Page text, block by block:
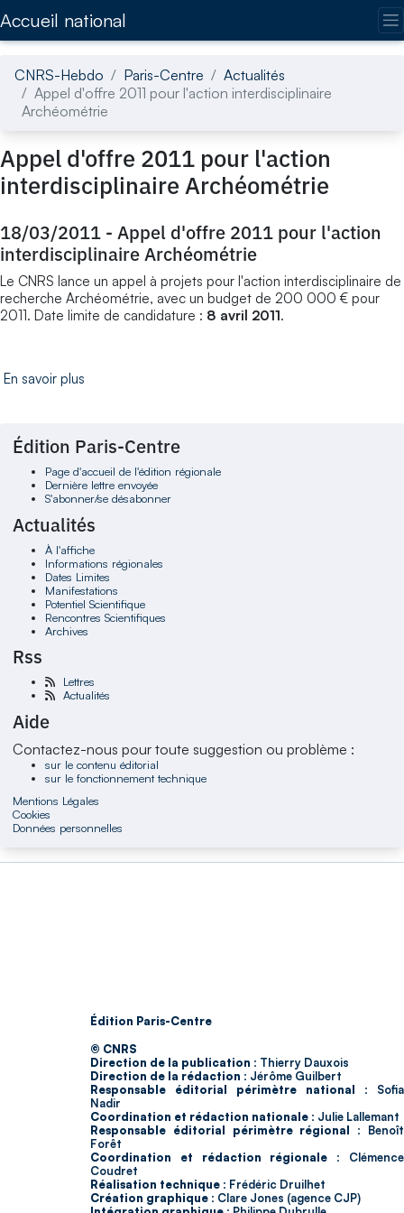
Accueil national
CNRS-Hebdo Paris-Centre
Actualités
Appel d'offre 2011 pour l'action interdisciplinaire
Archéométrie
Appel d'offre 2011 pour l'action
interdisciplinaire Archéométrie
18/03/2011 - Appel d'offre 2011 pour l'action
interdisciplinaire Archéométrie
Le CNRS lance un appel à projets pour l'action interdisciplinaire de
recherche Archéométrie, avec un budget de 200 000 € pour
2011. Date limite de candidature : 8 avril 2011.
En savoir plus
Édition Paris-Centre
Page d'accueil de l'édition régionale
Dernière lettre envoyée
S'abonner/se désabonner
Actualités
À l'affiche
Informations régionales
Dates Limites
Manifestations
Potentiel Scientifique
Rencontres Scientifiques
Archives
Rss
Lettres
Actualités
Aide
Contactez-nous pour toute suggestion ou problème :
sur le contenu éditorial
sur le fonctionnement technique
Mentions Légales
Cookies
Données personnelles
Édition Paris-Centre
© CNRS
Direction de la publication : Thierry Dauxois
Direction de la rédaction : Jérôme Guilbert
Responsable éditorial périmètre national : Sofia
Nadir
Coordination et rédaction nationale : Julie Lallemant
Responsable éditorial périmètre régional : Benoît
Forêt
Coordination et rédaction régionale : Clémence
Coudret
Réalisation technique : Frédéric Druilhet
Création graphique : Clare Jones (agence CJP)